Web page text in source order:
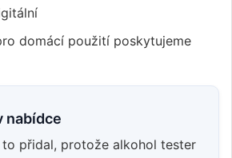
domácí použití poskytujeme
nabídce
přidal, protože alkohol tester